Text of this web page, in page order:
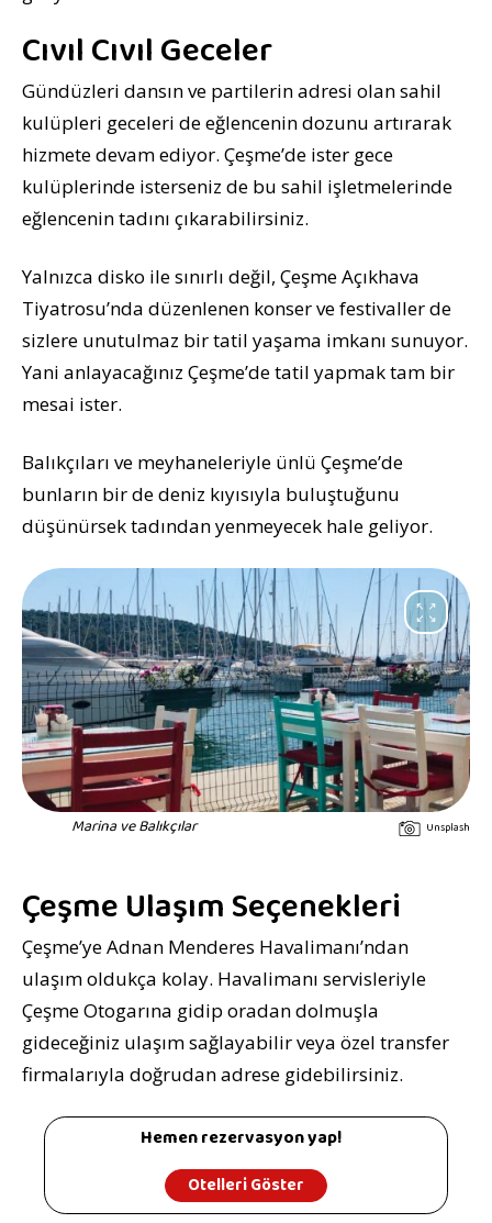
Cıvıl Cıvıl Geceler
Gündüzleri dansın ve partilerin adresi olan sahil
kulüpleri geceleri de eğlencenin dozunu artırarak
hizmete devam ediyor. Çeşme’de ister gece
kulüplerinde isterseniz de bu sahil işletmelerinde
eğlencenin tadını çıkarabilirsiniz.
Yalnızca disko ile sınırlı değil, Çeşme Açıkhava
Tiyatrosu’nda düzenlenen konser ve festivaller de
sizlere unutulmaz bir tatil yaşama imkanı sunuyor.
Yani anlayacağınız Çeşme’de tatil yapmak tam bir
mesai ister.
Balıkçıları ve meyhaneleriyle ünlü Çeşme’de
bunların bir de deniz kıyısıyla buluştuğunu
düşünürsek tadından yenmeyecek hale geliyor.
Marina ve Balıkçılar Unsplash
Çeşme Ulaşım Seçenekleri
Çeşme’ye Adnan Menderes Havalimanı’ndan
ulaşım oldukça kolay. Havalimanı servisleriyle
Çeşme Otogarına gidip oradan dolmuşla
gideceğiniz ulaşım sağlayabilir veya özel transfer
firmalarıyla doğrudan adrese gidebilirsiniz.
Hemen rezervasyon yap!
Otelleri Göster